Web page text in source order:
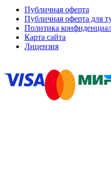
Публичная оферта
Публичная оферта для
Политика
Карта сайта
Лицензия